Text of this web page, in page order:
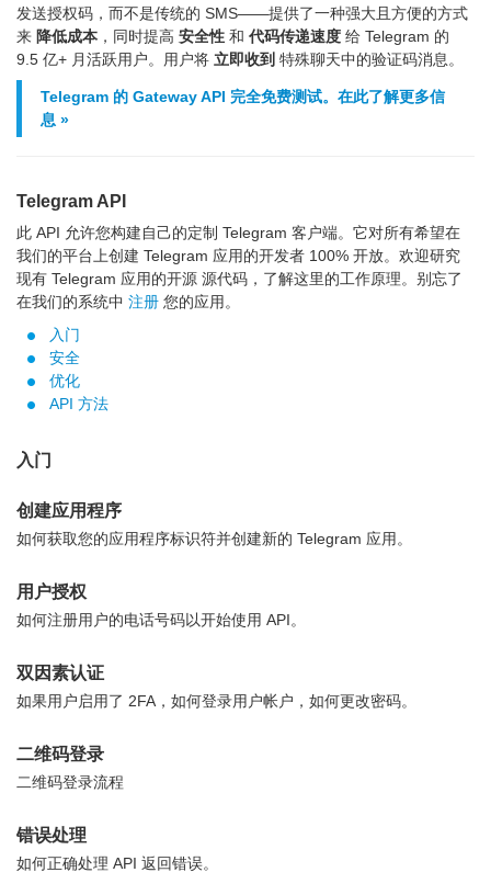
发送授权码，而不是传统的 SMS——提供了一种强大且方便的方式
来 降低成本 ，同时提高 安全性 和 代码传递速度 给 Telegram 的
9.5 亿+ 月活跃用户。用户将 立即收到 特殊聊天中的验证码消息。
Telegram 的 Gateway API 完全免费测试。在此了解更多信
息 »
Telegram API
此 API 允许您构建自己的定制 Telegram 客户端。它对所有希望在
我们的平台上创建 Telegram 应用的开发者 100% 开放。欢迎研究
现有 Telegram 应用的开源 源代码，了解这里的工作原理。别忘了
在我们的系统中 注册 您的应用。
入门
安全
优化
API 方法
入门
创建应用程序
如何获取您的应用程序标识符并创建新的 Telegram 应用。
用户授权
如何注册用户的电话号码以开始使用 API。
双因素认证
如果用户启用了 2FA，如何登录用户帐户，如何更改密码。
二维码登录
二维码登录流程
错误处理
如何正确处理 API 返回错误。